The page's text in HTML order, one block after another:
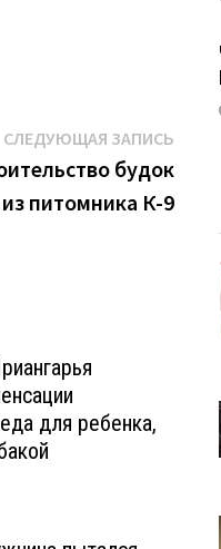
СЛЕДУЮЩАЯ ЗАПИСЬ
будок
питомника К-9
для ребенка,